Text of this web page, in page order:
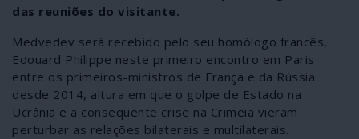
das reuniões do visitante.
Medvedev será recebido pelo seu homólogo francês,
Edouard Philippe neste primeiro encontro em Paris
entre os primeiros-ministros de França e da Rússia
desde 2014, altura em que o golpe de Estado na
Ucrânia e a consequente crise na Crimeia vieram
perturbar as relações bilaterais e multilaterais.